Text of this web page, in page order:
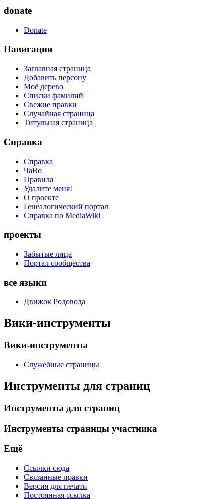
donate
Donate
Навигация
Заглавная страница
Добавить персону
Моё дерево
Списки фамилий
Свежие правки
Случайная страница
Титульная страница
Справка
Справка
ЧаВо
Правила
Удалите меня!
О проекте
Генеалогический портал
Справка по MediaWiki
проекты
Забытые лица
Портал сообщества
все языки
Движок Родовода
Вики-инструменты
Вики-инструменты
Служебные страницы
Инструменты для страниц
Инструменты для страниц
Инструменты страницы участника
Ещё
Ссылки сюда
Связанные правки
Версия для печати
Постоянная ссылка